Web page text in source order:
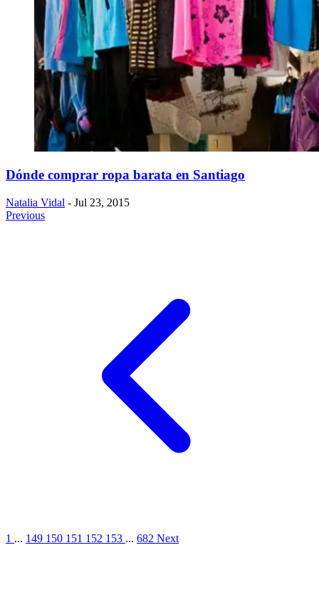
Dónde comprar ropa barata en Santiago
Natalia Vidal - Jul 23, 2015
Previous
1 ... 149 150 151 152 153 ... 682 Next